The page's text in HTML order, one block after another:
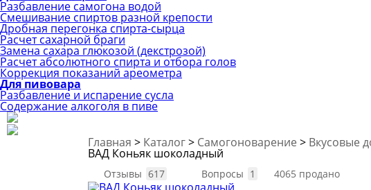
Разбавление самогона водой
Смешивание спиртов разной крепости
Дробная перегонка спирта-сырца
Расчет сахарной браги
Замена сахара глюкозой (декстрозой)
Расчет абсолютного спирта и отбора голов
Коррекция показаний ареометра
Для пивовара
Разбавление и испарение сусла
Содержание алкоголя в пиве
Главная > Каталог> Самогоноварение > Вкусовые
ВАД Коньяк шоколадный
Отзывы 617 Вопросы 1 4065 продано